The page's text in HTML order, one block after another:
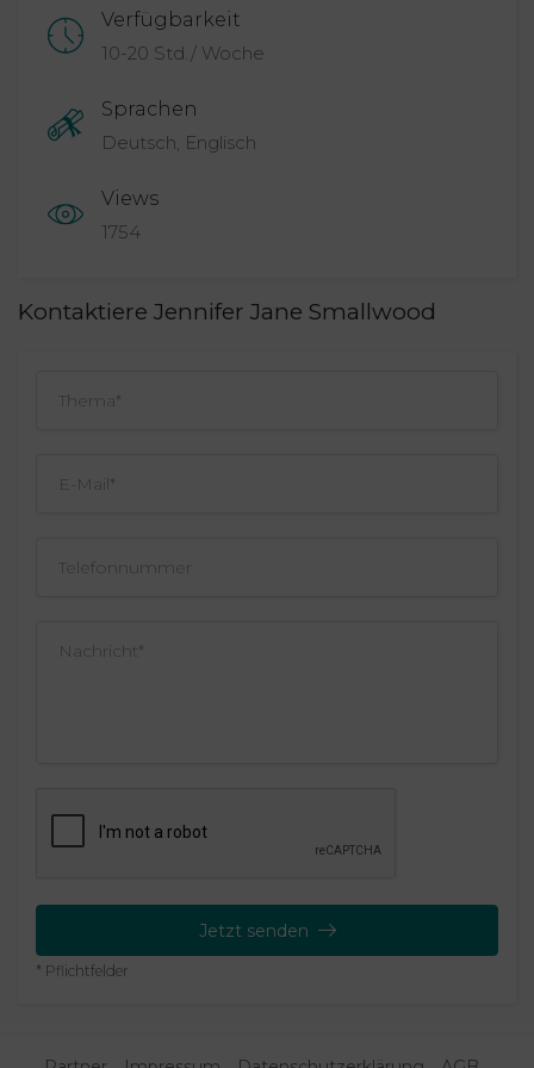
Verfügbarkeit
10-20 Std./ Woche
Sprachen
Deutsch, Englisch
Views
1754
Kontaktiere Jennifer Jane Smallwood
Jetzt senden
* Pflichtfelder